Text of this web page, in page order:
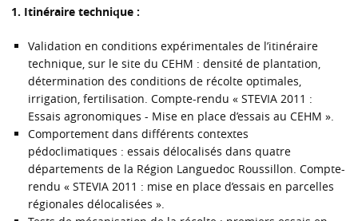
1. Itinéraire technique :
Validation en conditions expérimentales de l’itinéraire
technique, sur le site du CEHM : densité de plantation,
détermination des conditions de récolte optimales,
irrigation, fertilisation. Compte-rendu « STEVIA 2011 :
Essais agronomiques - Mise en place d’essais au CEHM ».
Comportement dans différents contextes
pédoclimatiques : essais délocalisés dans quatre
départements de la Région Languedoc Roussillon. Compte-
rendu « STEVIA 2011 : mise en place d’essais en parcelles
régionales délocalisées ».